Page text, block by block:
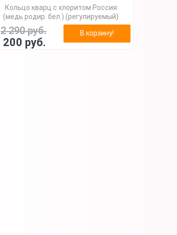
Кольцо кварц с хлоритом Россия
(медь родир. бел.) (регулируемый)
2 290 руб.
200 руб.
В корзину!